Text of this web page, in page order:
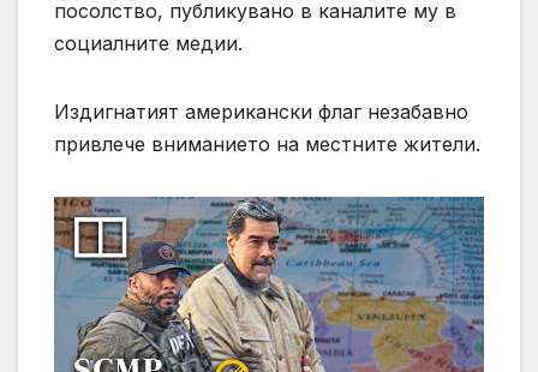
посолство, публикувано в каналите му в
социалните медии.
Издигнатият американски флаг незабавно
привлече вниманието на местните жители.